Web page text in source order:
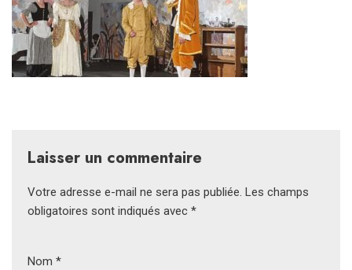
Laisser un commentaire
Votre adresse e-mail ne sera pas publiée. Les champs
obligatoires sont indiqués avec *
Nom *